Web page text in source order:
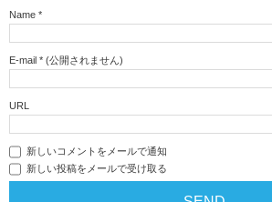
Name *
E-mail * (公開されません)
URL
新しいコメントをメールで通知
新しい投稿をメールで受け取る